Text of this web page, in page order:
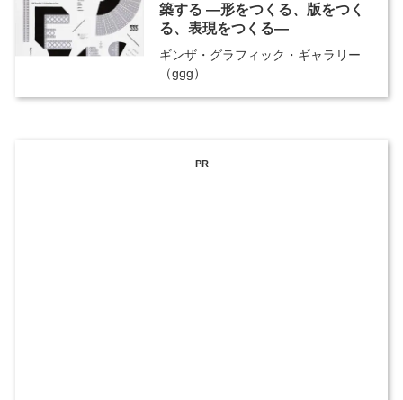
築する ―形をつくる、版をつく
る、表現をつくる―
ギンザ・グラフィック・ギャラリー
（ggg）
PR